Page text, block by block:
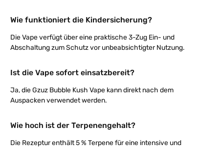
Wie funktioniert die Kindersicherung?
Die Vape verfügt über eine praktische 3-Zug Ein- und
Abschaltung zum Schutz vor unbeabsichtigter Nutzung.
Ist die Vape sofort einsatzbereit?
Ja, die Gzuz Bubble Kush Vape kann direkt nach dem
Auspacken verwendet werden.
Wie hoch ist der Terpenengehalt?
Die Rezeptur enthält 5 % Terpene für eine intensive und